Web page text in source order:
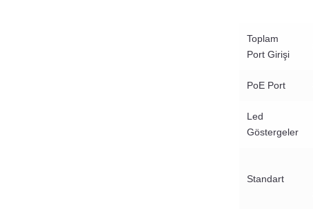
Toplam
Port Girişi
PoE Port
Led
Göstergeler
Standart